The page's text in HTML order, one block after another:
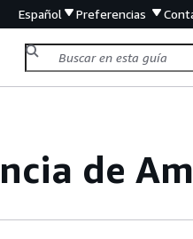
Español Preferencias
de